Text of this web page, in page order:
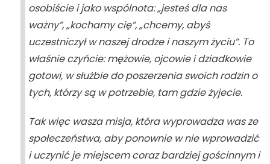
osobiście i jako wspólnota: „jesteś dla nas
ważny”, „kochamy cię”, „chcemy, abyś
uczestniczył w naszej drodze i naszym życiu”. To
właśnie czyńcie: mężowie, ojcowie i dziadkowie
gotowi, w służbie do poszerzenia swoich rodzin o
tych, którzy są w potrzebie, tam gdzie żyjecie.
Tak więc wasza misja, która wyprowadza was ze
społeczeństwa, aby ponownie w nie wprowadzić
i uczynić je miejscem coraz bardziej gościnnym i